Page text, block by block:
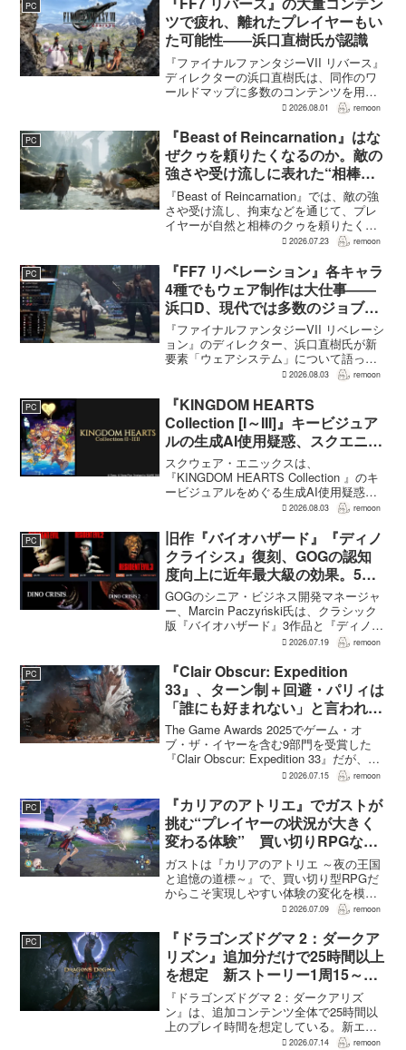
PC
ツで疲れ、離れたプレイヤーもい
た可能性――浜口直樹氏が認識
『ファイナルファンタジーVII リバース』
ディレクターの浜口直樹氏は、同作のワ
ールドマップに多数のコンテンツを用意
したことで、一部のプレイヤーが疲れを
性があるとの認識を示した。
GamesRadar+のイン...
2026.08.01 remoon
PC
『Beast of Reincarnation』はな
ぜクゥを頼りたくなるのか。敵の
強さや受け流しに表れた“相棒と
の共闘”設計
『Beast of Reincarnation』では、敵の強
さや受け流し、拘束などを通じて、プレ
イヤーが自然と相棒のクゥを頼りたくな
る戦闘が設計されている。そうした設計
ナリオライターを務めるゲームフリー
ク...
2026.07.23 remoon
PC
『FF7 リベレーション』各キャラ
4種でもウェア制作は大仕事――
浜口D、現代では多数のジョブを
1作に盛り込むのは極めて困難と
説明
『ファイナルファンタジーVII リベレーシ
ョン』のディレクター、浜口直樹氏が新
要素「ウェアシステム」について語っ
た。本作では8人のパーティキャラクター
が、キャラクター数が多いため、作業量
はかなりのものにな...
2026.08.03 remoon
PC
『KINGDOM HEARTS
Collection [I～III]』キービジュア
ルの生成AI使用疑惑、スクエニが
否定――不自然な描写は「人為的
ミス」
スクウェア・エニックスは、
『KINGDOM HEARTS Collection 』のキ
ービジュアルをめぐる生成AI使用疑惑に
ついて、問題となったアセットは開発チ
不自然な箇所は「人為的ミス」によるも
のだと...
2026.08.03 remoon
PC
旧作『バイオハザード』『ディノ
クライシス』復刻、GOGの認知
度向上に近年最大級の効果。5作
品は90％超の肯定的評価
GOGのシニア・ビジネス開発マネージャ
ー、Marcin Paczyński氏は、クラシック
版『バイオハザード』3作品と『ディノク
ライシス』2作品の復刻が、近年のGOG
上に認知度向上へ貢献したと語った。現
在...
2026.07.19 remoon
PC
『Clair Obscur: Expedition
33』、ターン制＋回避・パリィは
「誰にも好まれない」と言われて
いた 開発陣は実際に遊んだ面白
さを優先
The Game Awards 2025でゲーム・オ
ブ・ザ・イヤーを含む9部門を受賞した
『Clair Obscur: Expedition 33』だが、タ
ーン制バトルに回避やパリィを組み合わ
い」と何度も言...
2026.07.15 remoon
PC
『カリアのアトリエ』でガストが
挑む“プレイヤーの状況が大きく
変わる体験” 買い切りRPGなら
ではの変化とは
ガストは『カリアのアトリエ ～夜の王国
と追憶の道標～』で、買い切り型RPGだ
からこそ実現しやすい体験の変化を模索
している。大型の運営型ゲームが継続的
かで、同社はキャラクターやビジュアル
の魅力だけでなく、ゲ...
2026.07.09 remoon
PC
『ドラゴンズドグマ 2：ダークア
リズン』追加分だけで25時間以上
を想定 新ストーリー1周15～20
時間、12種ダンジョンは各30分
～1時間
『ドラゴンズドグマ 2：ダークアリズ
ン』は、追加コンテンツ全体で25時間以
上のプレイ時間を想定している。新エリ
ア「ノルガン」で展開されるメインシナ
2026.07.14 remoon